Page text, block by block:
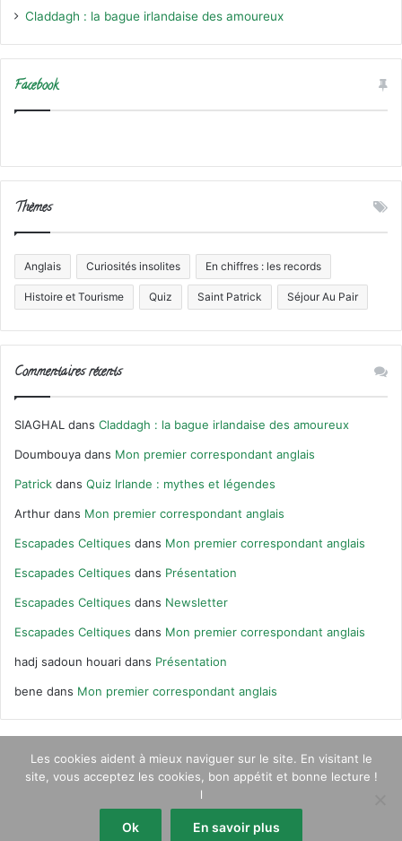
Claddagh : la bague irlandaise des amoureux
Facebook
Thèmes
Anglais Curiosités insolites En chiffres : les records
Histoire et Tourisme Quiz Saint Patrick Séjour Au Pair
Commentaires récents
SIAGHAL dans Claddagh : la bague irlandaise des amoureux
Doumbouya dans Mon premier correspondant anglais
Patrick dans Quiz Irlande : mythes et légendes
Arthur dans Mon premier correspondant anglais
Escapades Celtiques dans Mon premier correspondant anglais
Escapades Celtiques dans Présentation
Escapades Celtiques dans Newsletter
Escapades Celtiques dans Mon premier correspondant anglais
hadj sadoun houari dans Présentation
bene dans Mon premier correspondant anglais
© Escapades Celtiques 2020 |Qui suis-je ?|Contact|Newsletter
Facebook PinterestInstagram
Les cookies aident à mieux naviguer sur le site. En visitant le
site, vous acceptez les cookies, bon appétit et bonne lecture !
l
Ok En savoir plus